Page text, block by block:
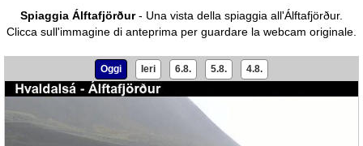
Spiaggia Álftafjörður- Una vista della spiaggia all'Álftafjörður.
Clicca sull'immagine di anteprima per guardare la webcam originale.
Oggi Ieri 6.8. 5.8. 4.8.